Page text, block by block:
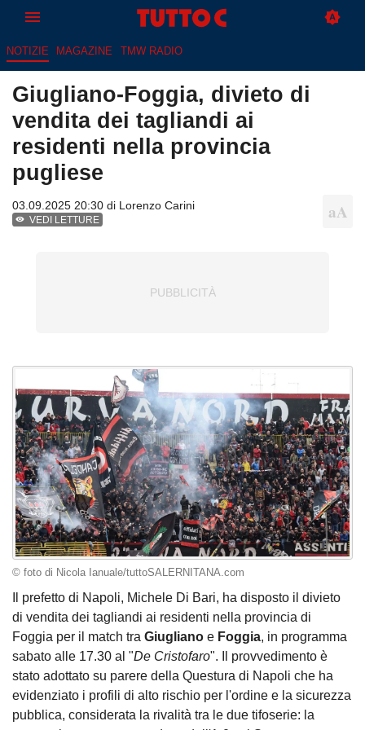
NOTIZIE MAGAZINE TMW RADIO
Giugliano-Foggia, divieto di
vendita dei tagliandi ai
residenti nella provincia
pugliese
03.09.2025 20:30 di Lorenzo Carini
VEDI LETTURE
© foto di Nicola Ianuale/tuttoSALERNITANA.com
Il prefetto di Napoli, Michele Di Bari, ha disposto il divieto
di vendita dei tagliandi ai residenti nella provincia di
Foggia per il match tra Giugliano e Foggia, in programma
sabato alle 17.30 al "De Cristofaro". Il provvedimento è
stato adottato su parere della Questura di Napoli che ha
evidenziato i profili di alto rischio per l'ordine e la sicurezza
pubblica, considerata la rivalità tra le due tifoserie: la